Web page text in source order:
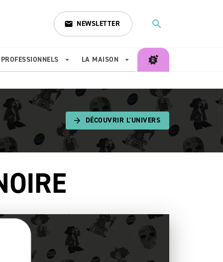
email NEWSLETTER search
PROFESSIONNELS arrow_drop_down LA MAISON arrow_drop_down
search
arrow_forward DÉCOUVRIR L'UNIVERS